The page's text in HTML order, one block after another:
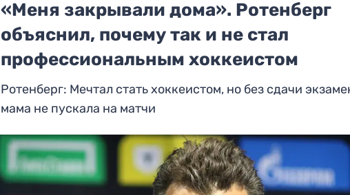
«Меня закрывали дома». Ротенберг
объяснил, почему так и не стал
профессиональным хоккеистом
Ротенберг: Мечтал стать хоккеистом, но без сдачи
мама не пускала на матчи